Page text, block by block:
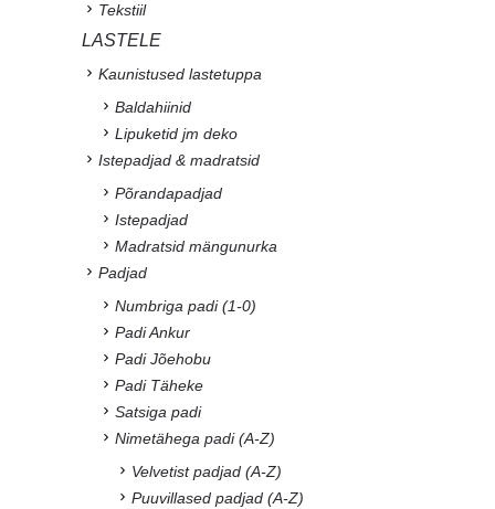
Tekstiil
LASTELE
Kaunistused lastetuppa
Baldahiinid
Lipuketid jm deko
Istepadjad & madratsid
Põrandapadjad
Istepadjad
Madratsid mängunurka
Padjad
Numbriga padi (1-0)
Padi Ankur
Padi Jõehobu
Padi Täheke
Satsiga padi
Nimetähega padi (A-Z)
Velvetist padjad (A-Z)
Puuvillased padjad (A-Z)